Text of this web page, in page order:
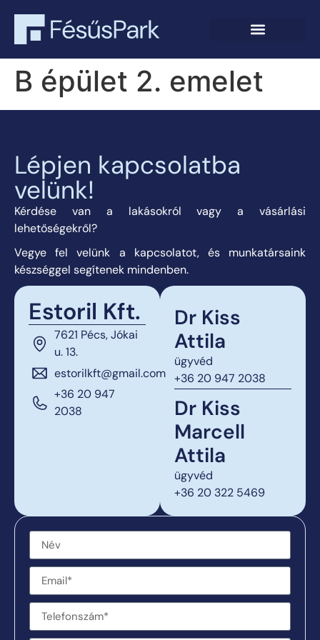
B épület 2. emelet
Lépjen kapcsolatba
velünk!
Kérdése van a lakásokról vagy a vásárlási
lehetőségekről?
Vegye fel velünk a kapcsolatot, és munkatársaink
készséggel segítenek mindenben.
Estoril Kft.
7621 Pécs, Jókai
u. 13.
estorilkft@gmail.com
+36 20 947
2038
Dr Kiss
Attila
ügyvéd
+36 20 947 2038
Dr Kiss
Marcell
Attila
ügyvéd
+36 20 322 5469